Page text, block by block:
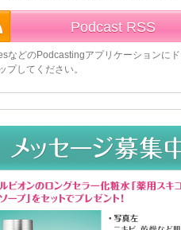
Podcast RSS
などのPodcastingアプリケーションに
プしてください。